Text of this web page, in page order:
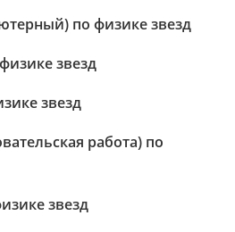
по физике звезд
звезд
звезд
работа) по
звезд